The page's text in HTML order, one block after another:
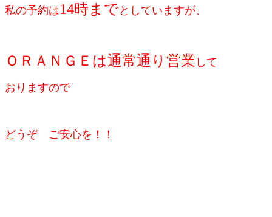
私の予約は14時までとしていますが、
ＯＲＡＮＧＥは通常通り営業 して
おりますので
どうぞ ご安心を！！